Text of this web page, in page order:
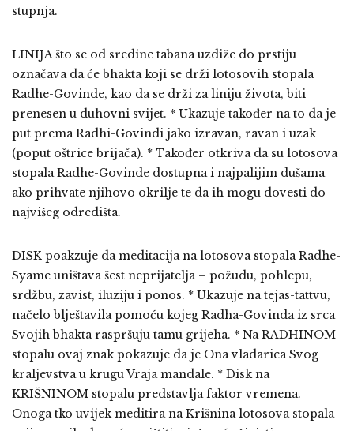
stupnja.
LINIJA što se od sredine tabana uzdiže do prstiju
označava da će bhakta koji se drži lotosovih stopala
Radhe-Govinde, kao da se drži za liniju života, biti
prenesen u duhovni svijet. * Ukazuje također na to da je
put prema Radhi-Govindi jako izravan, ravan i uzak
(poput oštrice brijača). * Također otkriva da su lotosova
stopala Radhe-Govinde dostupna i najpalijim dušama
ako prihvate njihovo okrilje te da ih mogu dovesti do
najvišeg odredišta.
DISK poakzuje da meditacija na lotosova stopala Radhe-
Syame uništava šest neprijatelja – požudu, pohlepu,
srdžbu, zavist, iluziju i ponos. * Ukazuje na tejas-tattvu,
načelo blještavila pomoću kojeg Radha-Govinda iz srca
Svojih bhakta raspršuju tamu grijeha. * Na RADHINOM
stopalu ovaj znak pokazuje da je Ona vladarica Svog
kraljevstva u krugu Vraja mandale. * Disk na
KRIŠNINOM stopalu predstavlja faktor vremena.
Onoga tko uvijek meditira na Krišnina lotosova stopala